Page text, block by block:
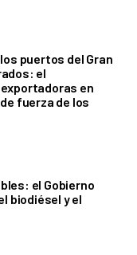
puertos del Gran
el
en
fuerza de los
el Gobierno
biodiésel y el